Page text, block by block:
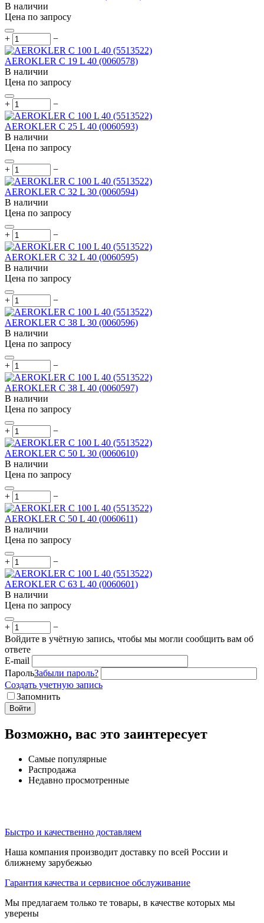
В наличии
Цена по запросу
+ −
AEROKLER C 19 L 40 (0060578)
В наличии
Цена по запросу
+ −
AEROKLER C 25 L 40 (0060593)
В наличии
Цена по запросу
+ −
AEROKLER C 32 L 30 (0060594)
В наличии
Цена по запросу
+ −
AEROKLER C 32 L 40 (0060595)
В наличии
Цена по запросу
+ −
AEROKLER C 38 L 30 (0060596)
В наличии
Цена по запросу
+ −
AEROKLER C 38 L 40 (0060597)
В наличии
Цена по запросу
+ −
AEROKLER C 50 L 30 (0060610)
В наличии
Цена по запросу
+ −
AEROKLER C 50 L 40 (0060611)
В наличии
Цена по запросу
+ −
AEROKLER C 63 L 40 (0060601)
В наличии
Цена по запросу
+
−
Войдите в учётную запись, чтобы мы могли сообщить вам об
ответе
E-mail
ПарольЗабыли пароль?
Создать учетную запись
Запомнить
Войти
Возможно, вас это заинтересует
Самые популярные
Распродажа
Недавно просмотренные
Быстро и качественно доставляем
Наша компания производит доставку по всей России и
ближнему зарубежью
Гарантия качества и сервисное обслуживание
Мы предлагаем только те товары, в качестве которых мы
уверены